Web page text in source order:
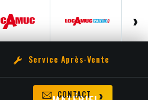
Service Après-Vente
CONTACT